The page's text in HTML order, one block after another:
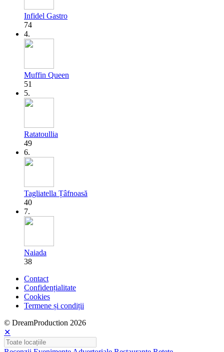
Infidel Gastro
74
4.
Muffin Queen
51
5.
Ratatoullia
49
6.
Tagliatella Țâfnoasă
40
7.
Naiada
38
Contact
Confidențialitate
Cookies
Termene și condiții
© DreamProduction 2026
✕